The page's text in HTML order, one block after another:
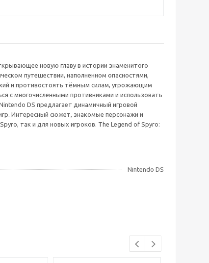
новую главу в истории знаменитого
путешествии, наполненном опасностями,
и противостоять тёмным силам, угрожающим
с многочисленными противниками и использовать
DS предлагает динамичный игровой
Интересный сюжет, знакомые персонажи и
так и для новых игроков. The Legend of Spyro:
Nintendo DS